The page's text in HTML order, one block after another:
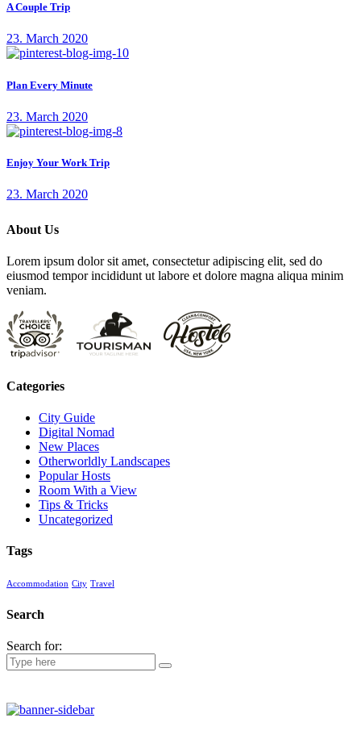
A Couple Trip
23. March 2020
Plan Every Minute
23. March 2020
Enjoy Your Work Trip
23. March 2020
About Us
Lorem ipsum dolor sit amet, consectetur adipiscing elit, sed do
eiusmod tempor incididunt ut labore et dolore magna aliqua minim
veniam.
Categories
City Guide
Digital Nomad
New Places
Otherworldly Landscapes
Popular Hosts
Room With a View
Tips & Tricks
Uncategorized
Tags
Accommodation City Travel
Search
Search for: